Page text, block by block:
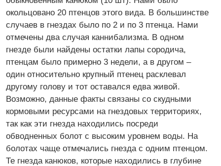
окольцовано 20 птенцов этого вида. В большинстве
случаев в гнездах было по 2 и по 3 птенца. Нами
отмечены два случая каннибализма. В одном
гнезде были найдены остатки лапы сородича,
птенцам было примерно 3 недели, а в другом –
один относительно крупный птенец расклевал
другому голову и тот оставался едва живой.
Возможно, данные факты связаны со скудными
кормовыми ресурсами на гнездовых территориях,
так как эти гнезда находились посреди
обводненных болот с высоким уровнем воды. На
болотах чаще отмечались гнезда с одним птенцом.
Те гнезда канюков, которые находились в глубине